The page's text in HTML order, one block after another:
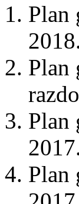
Plan
Plan
Plan
Plan